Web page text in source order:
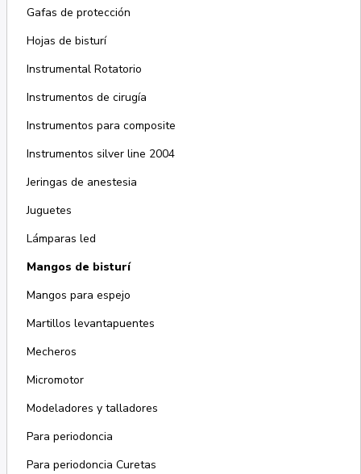
Gafas de protección
Hojas de bisturí
Instrumental Rotatorio
Instrumentos de cirugía
Instrumentos para composite
Instrumentos silver line 2004
Jeringas de anestesia
Juguetes
Lámparas led
Mangos de bisturí
Mangos para espejo
Martillos levantapuentes
Mecheros
Micromotor
Modeladores y talladores
Para periodoncia
Para periodoncia Curetas